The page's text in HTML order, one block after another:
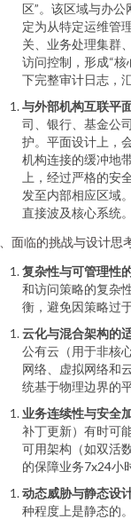
区”。该区域与办
定为从特定运维管
关、业务处理集群
访问控制，形成“
下完整审计日志，
与外部机构互联平
司、银行、基金公
护。平面设计上，
机构连接的缓冲地
上，经过严格的安
发至内部相应区域
直接波及核心系统。
面临的挑战与设计思
复杂性与可管理性
和访问策略的复杂
衡，避免因策略过
云化与混合架构的
公有云（用于非核
网络、虚拟网络和
统基于物理边界的
业务连续性与安全
补丁更新）有时可
可用架构（如双活
的保障业务7x24小
动态威胁与静态设
种程度上是静态的